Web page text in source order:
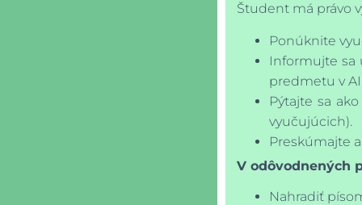
Študent má právo
Ponúknite
Informujte sa
predmetu v
Pýtajte sa
vyučujúcich).
Preskúmajte
V odôvodnených
Nahradiť